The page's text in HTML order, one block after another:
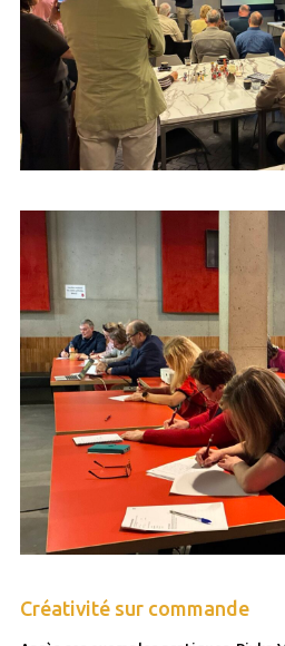
Créativité sur commande